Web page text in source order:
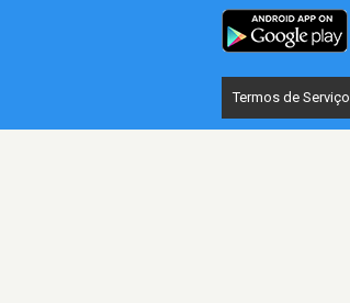
Termos de Serviço